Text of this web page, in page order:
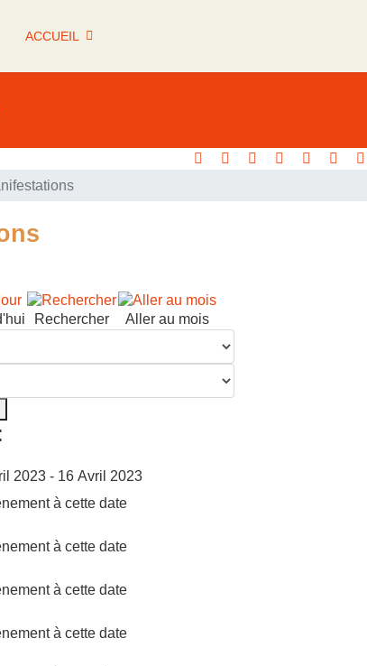
ACCUEIL
Rechercher Aller au mois
2023 - 16 Avril 2023
à cette date
à cette date
à cette date
à cette date